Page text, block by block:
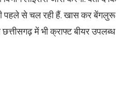
पहले से चल रही हैं. खास कर बेंगलुरू
छत्तीसगढ़ में भी क्राफ्ट बीयर उपलब्ध